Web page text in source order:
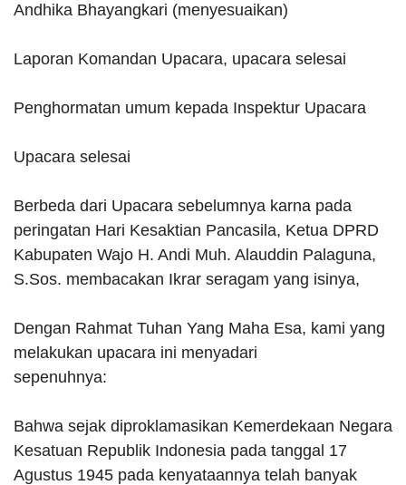
Andhika Bhayangkari (menyesuaikan)
Laporan Komandan Upacara, upacara selesai
Penghormatan umum kepada Inspektur Upacara
Upacara selesai
Berbeda dari Upacara sebelumnya karna pada
peringatan Hari Kesaktian Pancasila, Ketua DPRD
Kabupaten Wajo H. Andi Muh. Alauddin Palaguna,
S.Sos. membacakan Ikrar seragam yang isinya,
Dengan Rahmat Tuhan Yang Maha Esa, kami yang
melakukan upacara ini menyadari
sepenuhnya:
Bahwa sejak diproklamasikan Kemerdekaan Negara
Kesatuan Republik Indonesia pada tanggal 17
Agustus 1945 pada kenyataannya telah banyak